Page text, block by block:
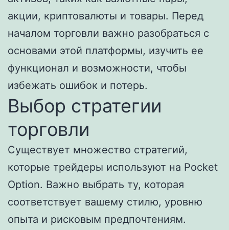
акции, криптовалюты и товары. Перед
началом торговли важно разобраться с
основами этой платформы, изучить ее
функционал и возможности, чтобы
избежать ошибок и потерь.
Выбор стратегии
торговли
Существует множество стратегий,
которые трейдеры используют на Pocket
Option. Важно выбрать ту, которая
соответствует вашему стилю, уровню
опыта и рисковым предпочтениям.